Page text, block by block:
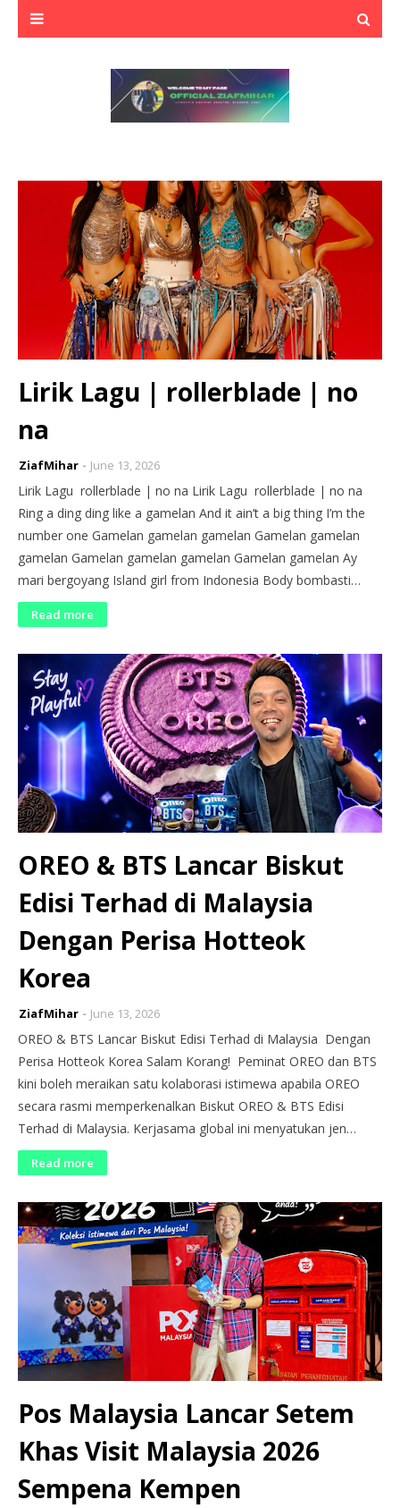
Lirik Lagu | rollerblade | no
na
ZiafMihar June 13, 2026
Lirik Lagu rollerblade | no na Lirik Lagu rollerblade | no na
Ring a ding ding like a gamelan And it ain’t a big thing I’m the
number one Gamelan gamelan gamelan Gamelan gamelan
gamelan Gamelan gamelan gamelan Gamelan gamelan Ay
mari bergoyang Island girl from Indonesia Body bombasti…
Read more
OREO & BTS Lancar Biskut
Edisi Terhad di Malaysia
Dengan Perisa Hotteok
Korea
ZiafMihar June 13, 2026
OREO & BTS Lancar Biskut Edisi Terhad di Malaysia Dengan
Perisa Hotteok Korea Salam Korang! Peminat OREO dan BTS
kini boleh meraikan satu kolaborasi istimewa apabila OREO
secara rasmi memperkenalkan Biskut OREO & BTS Edisi
Terhad di Malaysia. Kerjasama global ini menyatukan jen…
Read more
Pos Malaysia Lancar Setem
Khas Visit Malaysia 2026
Sempena Kempen